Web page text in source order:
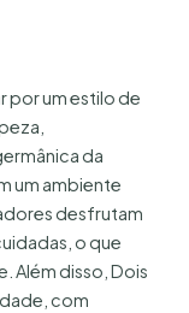
por um estilo de
da
um ambiente
desfrutam
o que
Além disso, Dois
com